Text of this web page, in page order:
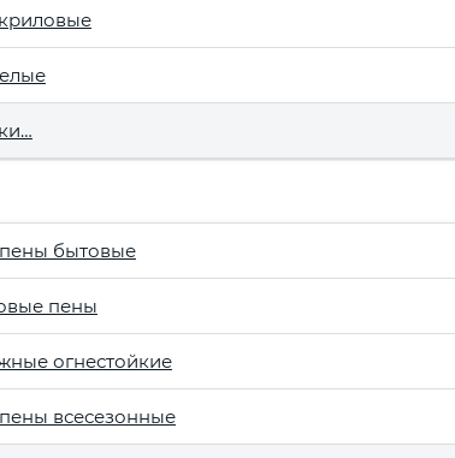
бытовые
пены
огнестойкие
всесезонные